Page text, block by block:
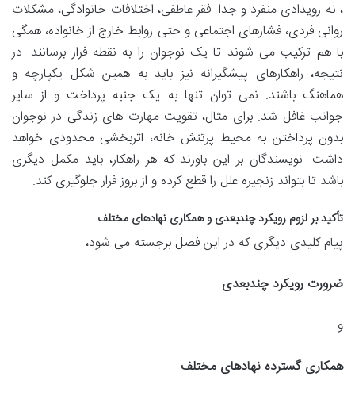
، نه رویدادی منفرد و جدا. فقر عاطفی، اختلافات خانوادگی، مشکلات
روانی فردی، فشارهای اجتماعی و حتی روابط خارج از خانواده، همگی
با هم ترکیب می شوند تا یک نوجوان را به نقطه فرار برسانند. در
نتیجه، راهکارهای پیشگیرانه نیز باید به همین شکل یکپارچه و
هماهنگ باشند. نمی توان تنها به یک جنبه پرداخت و از سایر
جوانب غافل شد. برای مثال، تقویت مهارت های زندگی در نوجوان
بدون پرداختن به محیط پرتنش خانه، اثربخشی محدودی خواهد
داشت. نویسندگان بر این باورند که هر راهکار، باید مکمل دیگری
باشد تا بتواند زنجیره علل را قطع کرده و از بروز فرار جلوگیری کند.
تأکید بر لزوم رویکرد چندبعدی و همکاری نهادهای مختلف
پیام کلیدی دیگری که در این فصل برجسته می شود،
ضرورت رویکرد چندبعدی
و
همکاری گسترده نهادهای مختلف